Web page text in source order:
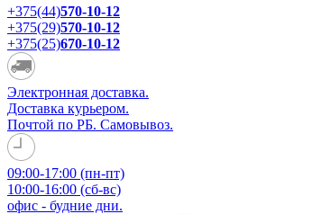
+375(44)570-10-12
+375(29)570-10-12
+375(25)670-10-12
Электронная доставка.
Доставка курьером.
Почтой по РБ. Самовывоз.
09:00-17:00 (пн-пт)
10:00-16:00 (сб-вс)
офис - будние дни.